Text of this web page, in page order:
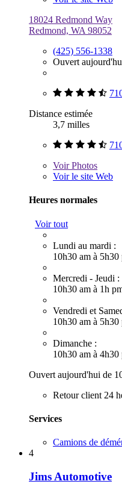
18024 Redmond Way
Redmond, WA 98052
(425) 556-1338
Ouvert
Distance estimée
3,7 milles
VoirPhotos
Voir le site Web
Heures normales
Voir tout
Lundi au mardi :
10h30 am à 5h30
Mercredi - Jeudi :
10h30 am à 1h
Vendredi et
10h30 am à 5h30
Dimanche :
10h30 am à 4h30
Ouvert aujourd'hui de
Retour client 24
Services
Camions de
4
Jims Automotive